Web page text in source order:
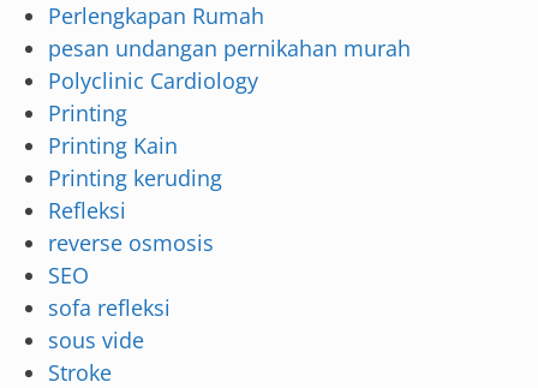
Perlengkapan Rumah
pesan undangan pernikahan murah
Polyclinic Cardiology
Printing
Printing Kain
Printing keruding
Refleksi
reverse osmosis
SEO
sofa refleksi
sous vide
Stroke